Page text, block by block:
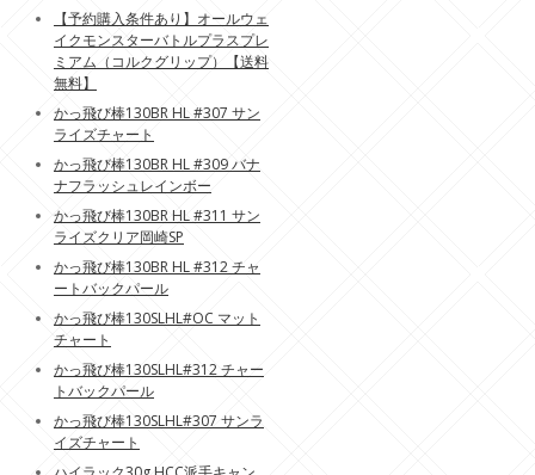
【予約購入条件あり】オールウェ
イクモンスターバトルプラスプレ
ミアム（コルクグリップ）【送料
無料】
かっ飛び棒130BR HL #307 サン
ライズチャート
かっ飛び棒130BR HL #309 バナ
ナフラッシュレインボー
かっ飛び棒130BR HL #311 サン
ライズクリア岡崎SP
かっ飛び棒130BR HL #312 チャ
ートバックパール
かっ飛び棒130SLHL#OC マット
チャート
かっ飛び棒130SLHL#312 チャー
トバックパール
かっ飛び棒130SLHL#307 サンラ
イズチャート